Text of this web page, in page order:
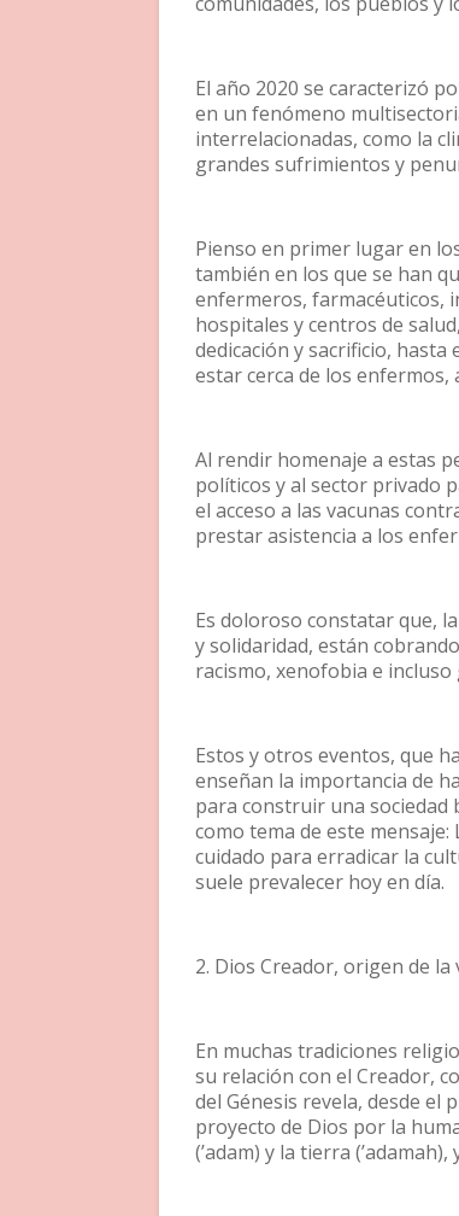
El año 2020 se caracterizó
en un fenómeno
interrelacionadas, como la
grandes sufrimientos y
Pienso en primer lugar en
también en los que se han
enfermeros, farmacéuticos,
hospitales y centros de
dedicación y sacrificio,
estar cerca de los
Al rendir homenaje a estas
políticos y al sector privado
el acceso a las vacunas
prestar asistencia a los
Es doloroso constatar que,
y solidaridad, están
racismo, xenofobia e
Estos y otros eventos, que
enseñan la importancia de
para construir una sociedad
como tema de este
cuidado para erradicar la
suele prevalecer hoy en día.
2. Dios Creador, origen de
En muchas tradiciones
su relación con el Creador,
del Génesis revela, desde el
proyecto de Dios por la
(’adam) y la tierra